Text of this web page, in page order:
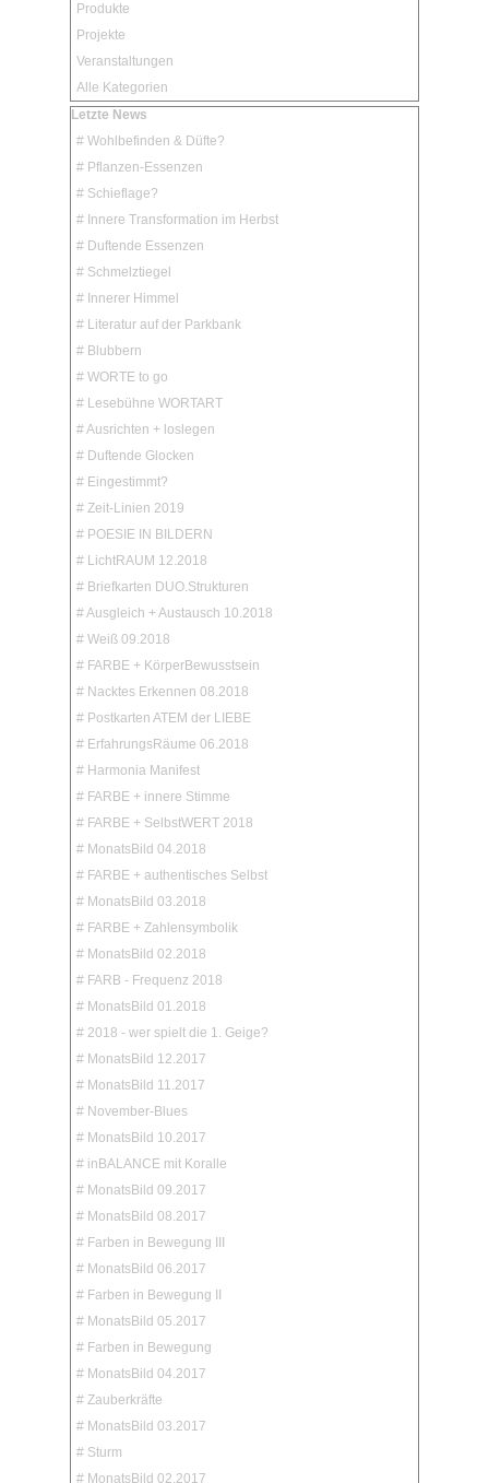
Produkte
Projekte
Veranstaltungen
Alle Kategorien
Block überspringen Letzte News
Letzte News
# Wohlbefinden & Düfte?
# Pflanzen-Essenzen
# Schieflage?
# Innere Transformation im Herbst
# Duftende Essenzen
# Schmelztiegel
# Innerer Himmel
# Literatur auf der Parkbank
# Blubbern
# WORTE to go
# Lesebühne WORTART
# Ausrichten + loslegen
# Duftende Glocken
# Eingestimmt?
# Zeit-Linien 2019
# POESIE IN BILDERN
# LichtRAUM 12.2018
# Briefkarten DUO.Strukturen
# Ausgleich + Austausch 10.2018
# Weiß 09.2018
# FARBE + KörperBewusstsein
# Nacktes Erkennen 08.2018
# Postkarten ATEM der LIEBE
# ErfahrungsRäume 06.2018
# Harmonia Manifest
# FARBE + innere Stimme
# FARBE + SelbstWERT 2018
# MonatsBild 04.2018
# FARBE + authentisches Selbst
# MonatsBild 03.2018
# FARBE + Zahlensymbolik
# MonatsBild 02.2018
# FARB - Frequenz 2018
# MonatsBild 01.2018
# 2018 - wer spielt die 1. Geige?
# MonatsBild 12.2017
# MonatsBild 11.2017
# November-Blues
# MonatsBild 10.2017
# inBALANCE mit Koralle
# MonatsBild 09.2017
# MonatsBild 08.2017
# Farben in Bewegung III
# MonatsBild 06.2017
# Farben in Bewegung II
# MonatsBild 05.2017
# Farben in Bewegung
# MonatsBild 04.2017
# Zauberkräfte
# MonatsBild 03.2017
# Sturm
# MonatsBild 02.2017